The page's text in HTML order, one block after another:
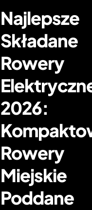
Najlepsze
Składane
Rowery
2026:
Rowery
Miejskie
Poddane